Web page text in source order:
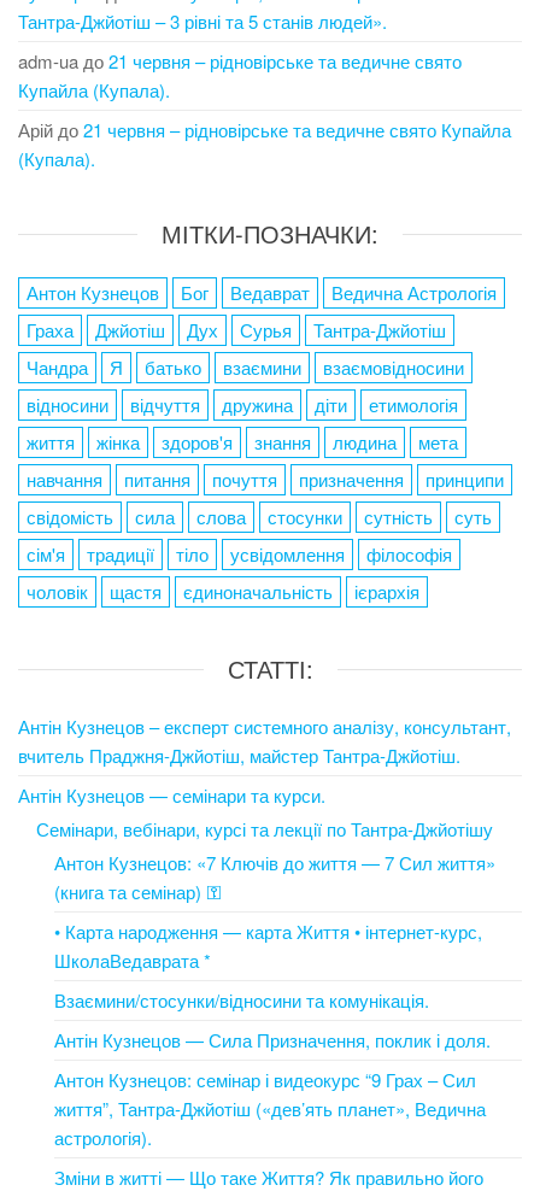
Тантра-Джйотіш – 3 рівні та 5 станів людей».
adm-ua до21 червня – рідновірське та ведичне свято
Купайла (Купала).
Арій до21 червня – рідновірське та ведичне свято Купайла
(Купала).
МІТКИ-ПОЗНАЧКИ:
Антон Кузнецов Бог Ведаврат
Ведична Астрологія
Граха
Джйотіш Дух Сурья
Тантра-Джйотіш
Чандра
Я батько взаємини
взаємовідносини
відносини
відчуття дружина діти
етимологія
життя
жінка здоров'я знання людина
мета
навчання
питання почуття призначення
принципи
свідомість
сила слова стосунки сутність
суть
сім'я
традиції тіло усвідомлення
філософія
чоловік
щастя єдиноначальність ієрархія
СТАТТІ:
Антін Кузнецов – експерт системного аналізу, консультант,
вчитель Праджня-Джйотіш, майстер Тантра-Джйотіш.
Антін Кузнецов — семінари та курси.
Семінари, вебінари, курсі та лекції по Тантра-Джйотішу
Антон Кузнецов: «7 Ключів до життя — 7 Сил життя»
(книга та семінар) ⚿
• Карта народження — карта Життя • інтернет-курс,
ШколаВедаврата *
Взаємини/стосунки/відносини та комунікація.
Антін Кузнецов — Сила Призначення, поклик і доля.
Антон Кузнецов: семінар і видеокурс “9 Грах – Сил
життя”, Тантра-Джйотіш («дев’ять планет», Ведична
астрологія).
Зміни в житті — Що таке Життя? Як правильно його